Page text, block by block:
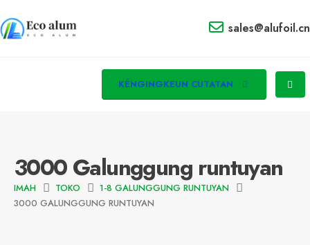
sales@alufoil.cn
KÉNGINGKEUN CUTATAN
3000 Galunggung runtuyan
IMAH TOKO
1-8 GALUNGGUNG RUNTUYAN
3000 GALUNGGUNG RUNTUYAN